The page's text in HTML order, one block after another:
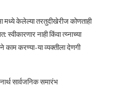
मध्ये केलेल्या तरतुदीखेरीज कोणताही
स्वीकारणार नाही किंवा त्य्नाच्या
काम करण्या-या व्यक्तीला देणगी
सार्वजनिक समारंभ